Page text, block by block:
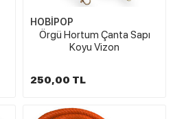
HOBİPOP
Örgü Hortum Çanta Sapı
Koyu Vizon
250,00 TL